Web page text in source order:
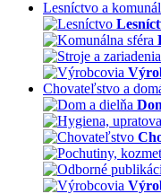
Lesníctvo a komunál
Chovateľstvo a